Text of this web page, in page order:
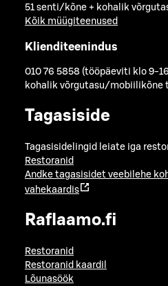
51 senti/kõne + kohalik
Kõik müügiteenused
Klienditeenindus
010 76 5858 (tööpäeviti klo 9-
kohalik võrgutasu/mobiilikõne
Tagasiside
Tagasisidelingid leiate iga
Restoranid
Andke tagasisidet veebilehe
vahekaardis
Raflaamo.fi
Restoranid
Restoranid kaardil
Lõunasöök